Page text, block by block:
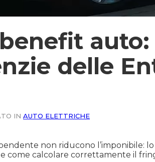
auto:
delle
IN AUTO ELETTRICHE
non riducono l’imponibile:
e come calcolare correttamente il